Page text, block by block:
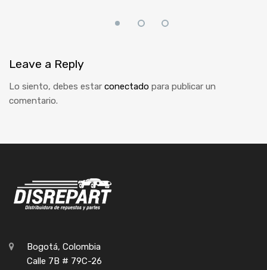
Leave a Reply
Lo siento, debes estar conectado para publicar un
comentario.
Bogotá, Colombia
Calle 7B # 79C-26